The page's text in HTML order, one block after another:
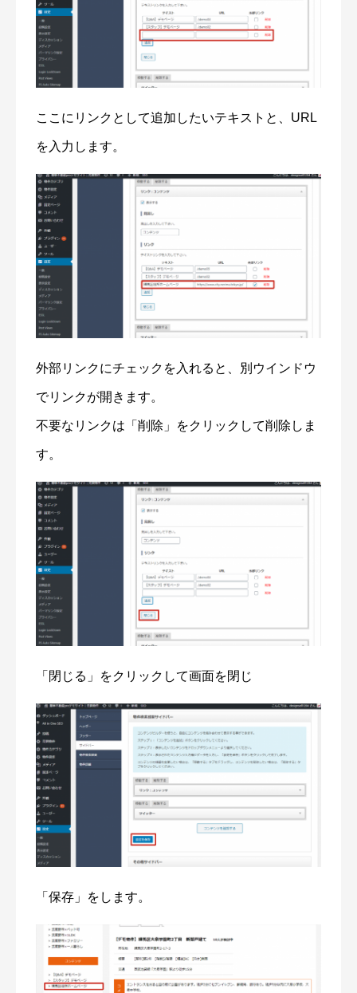
ここにリンクとして追加したいテキストと、URL
を入力します。
外部リンクにチェックを入れると、別ウインドウ
でリンクが開きます。
不要なリンクは「削除」をクリックして削除しま
す。
「閉じる」をクリックして画面を閉じ
「保存」をします。